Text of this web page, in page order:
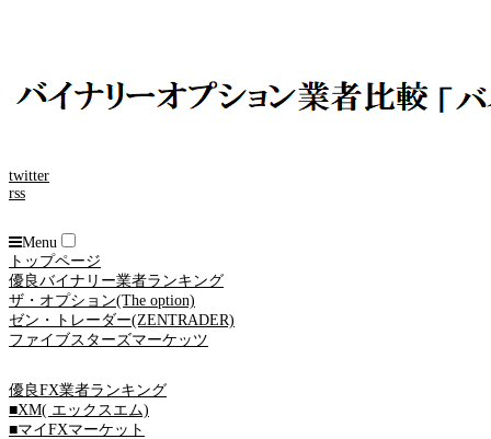
twitter
rss
Menu
トップページ
優良バイナリー業者ランキング
ザ・オプション(The option)
ゼン・トレーダー(ZENTRADER)
ファイブスターズマーケッツ
優良FX業者ランキング
■XM( エックスエム)
■マイFXマーケット